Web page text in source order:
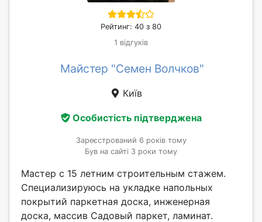
Рейтинг: 40 з 80
1 відгуків
Майстер "Семен Волчков"
Київ
Особистість підтверджена
Зареєстрований 6 років тому
Був на сайті 3 роки тому
Мастер с 15 летним строительным стажем.
Специализируюсь на укладке напольных
покрытий паркетная доска, инженерная
доска, массив Садовый паркет, ламинат.